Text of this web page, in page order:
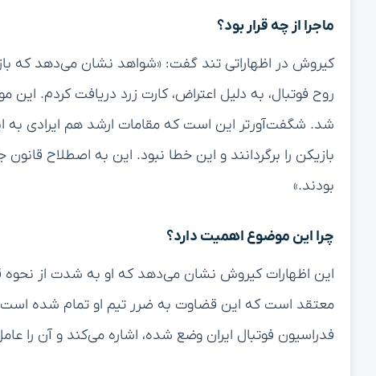
ماجرا از چه قرار بود؟
کیروش در اظهاراتی تند گفت: «شواهد نشان می‌دهد که
روح فوتبال، به دلیل اعتراض، کارت زرد دریافت کردم.
شد. شگفت‌آورتر این است که مقامات ارشد هم ایرادی به
بازیکن را برگردانند و این خطا نبود. این به اصطلاح
بودند.»
چرا این موضوع اهمیت دارد؟
این اظهارات کیروش نشان می‌دهد که او به شدت از نحوه
معتقد است که این قضاوت به ضرر تیم او تمام شده
فدراسیون فوتبال ایران وضع شده، اشاره می‌کند و آن را